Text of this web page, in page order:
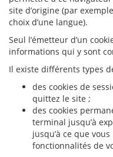
site d’origine (par
choix d’une langue).
Seul l’émetteur d’un
informations qui y sont
Il existe différents types
des cookies de
quittez le site ;
des cookies
terminal jusqu’à
jusqu’à ce que
fonctionnalités de